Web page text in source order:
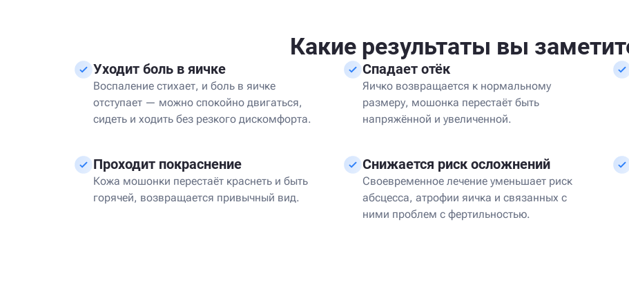
Какие результаты вы
Уходит боль в яичке
Воспаление стихает, и боль в яичке
отступает — можно спокойно двигаться,
сидеть и ходить без резкого дискомфорта.
Спадает отёк
Яичко возвращается к нормальному
размеру, мошонка перестаёт быть
напряжённой и увеличенной.
Проходит покраснение
Кожа мошонки перестаёт краснеть и быть
горячей, возвращается привычный вид.
Снижается риск осложнений
Своевременное лечение уменьшает риск
абсцесса, атрофии яичка и связанных с
ними проблем с фертильностью.